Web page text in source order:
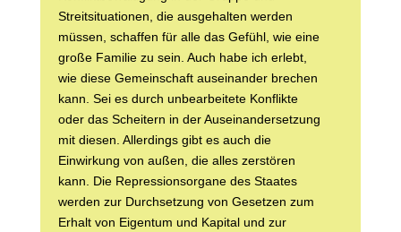
Streitsituationen, die ausgehalten werden
müssen, schaffen für alle das Gefühl, wie eine
große Familie zu sein. Auch habe ich erlebt,
wie diese Gemeinschaft auseinander brechen
kann. Sei es durch unbearbeitete Konflikte
oder das Scheitern in der Auseinandersetzung
mit diesen. Allerdings gibt es auch die
Einwirkung von außen, die alles zerstören
kann. Die Repressionsorgane des Staates
werden zur Durchsetzung von Gesetzen zum
Erhalt von Eigentum und Kapital und zur